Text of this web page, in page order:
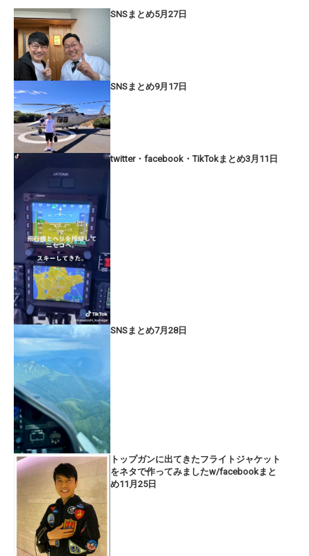
SNSまとめ5月27日
SNSまとめ9月17日
twitter・facebook・TikTokまとめ3月11日
SNSまとめ7月28日
トップガンに出てきたフライトジャケット
をネタで作ってみましたw/facebookまと
め11月25日